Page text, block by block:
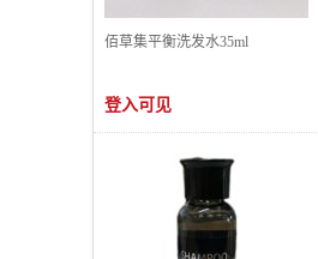
佰草集平衡洗发水35ml
登入可见